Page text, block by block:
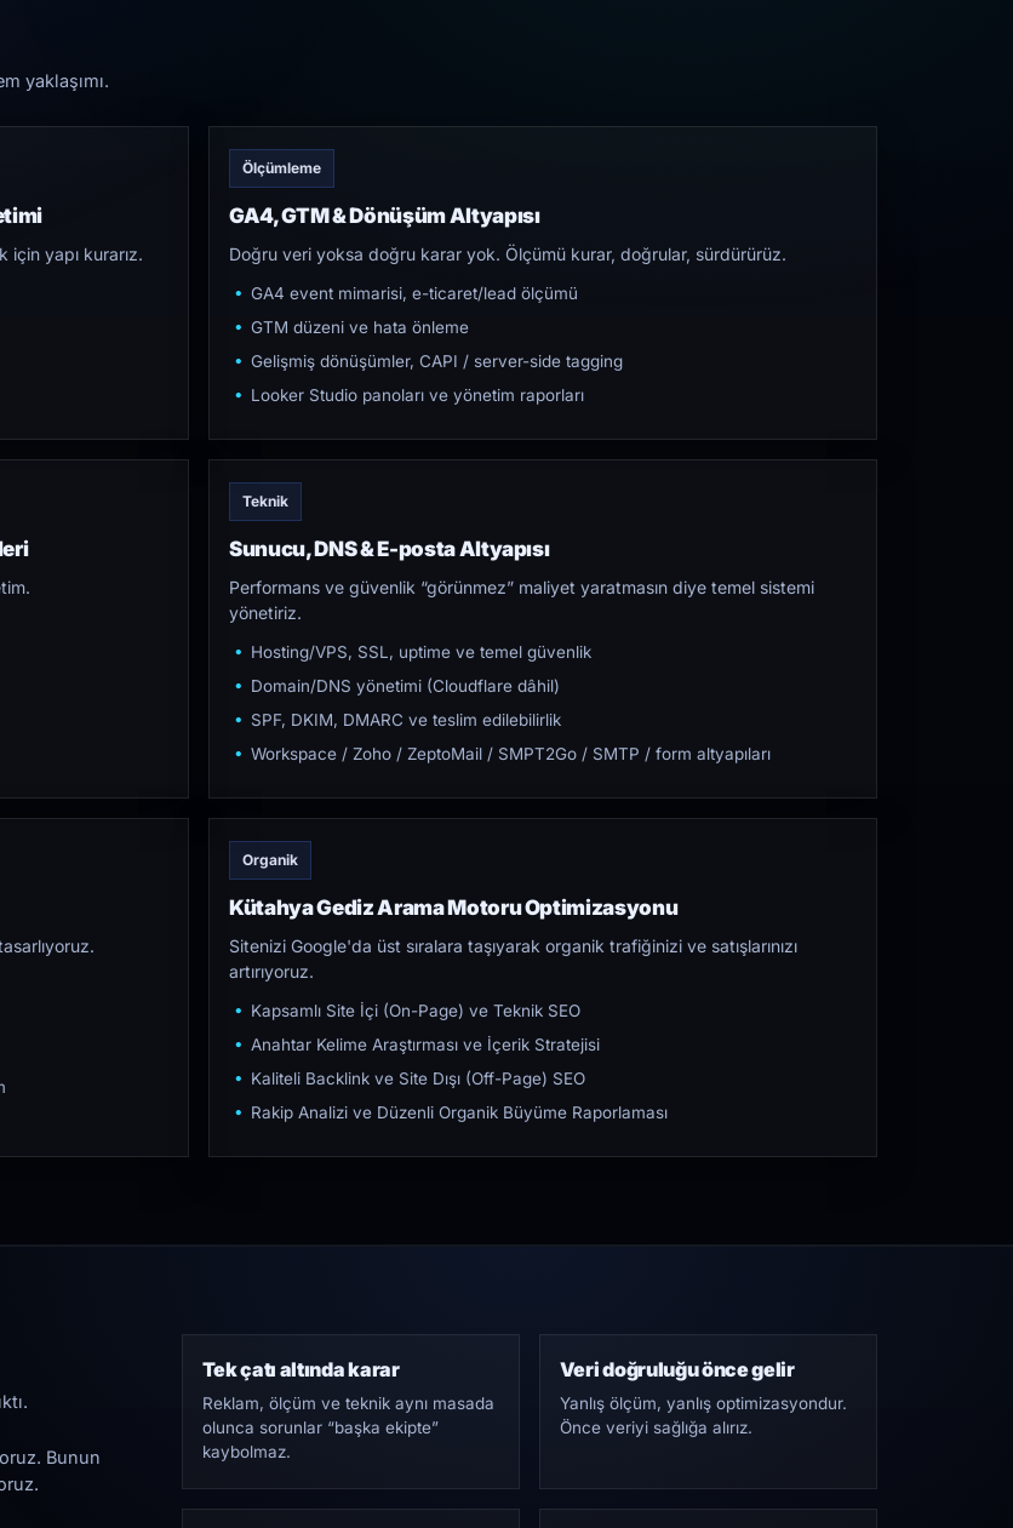
yaklaşımı.
yapı kurarız.
Ölçümleme
GA4, GTM & Dönüşüm Altyapısı
Doğru veri yoksa doğru karar yok. Ölçümü kurar, doğrular, sürdürürüz.
GA4 event mimarisi, e-ticaret/lead ölçümü
GTM düzeni ve hata önleme
Gelişmiş dönüşümler, CAPI / server-side tagging
Looker Studio panoları ve yönetim raporları
Teknik
Sunucu, DNS & E-posta Altyapısı
Performans ve güvenlik “görünmez” maliyet yaratmasın diye temel sistemi
yönetiriz.
Hosting/VPS, SSL, uptime ve temel güvenlik
Domain/DNS yönetimi (Cloudflare dâhil)
SPF, DKIM, DMARC ve teslim edilebilirlik
Workspace / Zoho / ZeptoMail / SMPT2Go / SMTP / form altyapıları
Organik
Kütahya Gediz Arama Motoru Optimizasyonu
Sitenizi Google'da üst sıralara taşıyarak organik trafiğinizi ve satışlarınızı
artırıyoruz.
Kapsamlı Site İçi (On-Page) ve Teknik SEO
Anahtar Kelime Araştırması ve İçerik Stratejisi
Kaliteli Backlink ve Site Dışı (Off-Page) SEO
Rakip Analizi ve Düzenli Organik Büyüme Raporlaması
Bunun
Tek çatı altında karar
Reklam, ölçüm ve teknik aynı masada
olunca sorunlar “başka ekipte”
kaybolmaz.
Veri doğruluğu önce gelir
Yanlış ölçüm, yanlış optimizasyondur.
Önce veriyi sağlığa alırız.